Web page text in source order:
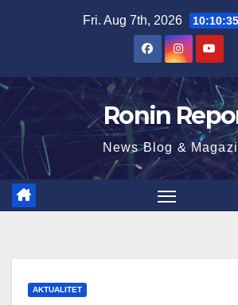
Fri. Aug 7th, 2026
Ronin
News Blog &
AKTUALITET